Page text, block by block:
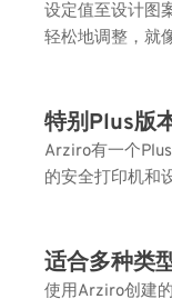
设定值至设计图
轻松地调整，就
特别Plus版
Arziro有一个
的安全打印机和
适合多种类
使用Arziro创建